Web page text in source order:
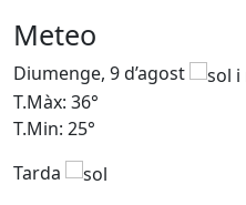
Meteo
Diumenge, 9 d’agost
T.Màx: 36°
T.Min: 25°
Tarda